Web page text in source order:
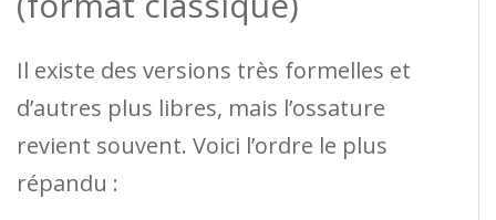
Il existe des versions très formelles et
d’autres plus libres, mais l’ossature
revient souvent. Voici l’ordre le plus
répandu :